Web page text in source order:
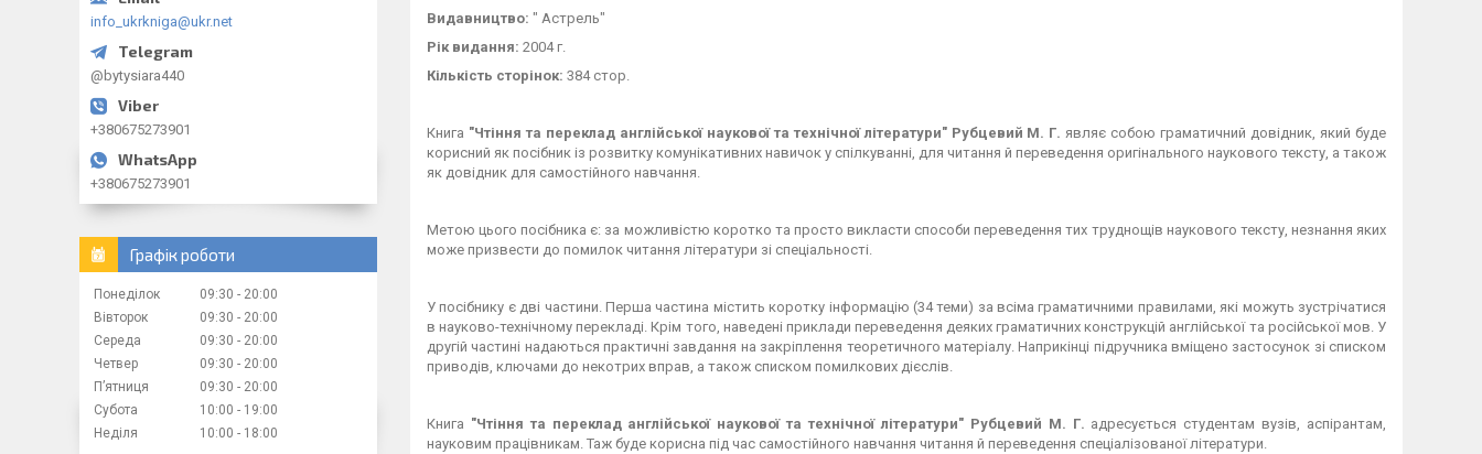
Видавництво: " Астрель"
Рік видання: 2004 г.
Кількість сторінок: 384 стор.
Книга "Чтіння та переклад англійської наукової та технічної літератури" Рубцевий М. Г. являє собою граматичний довідник, який буде
корисний як посібник із розвитку комунікативних навичок у спілкуванні, для читання й переведення оригінального наукового тексту, а також
як довідник для самостійного навчання.
Метою цього посібника є: за можливістю коротко та просто викласти способи переведення тих труднощів наукового тексту, незнання яких
може призвести до помилок читання літератури зі спеціальності.
У посібнику є дві частини. Перша частина містить коротку інформацію (34 теми) за всіма граматичними правилами, які можуть зустрічатися
в науково-технічному перекладі. Крім того, наведені приклади переведення деяких граматичних конструкцій англійської та російської мов. У
другій частині надаються практичні завдання на закріплення теоретичного матеріалу. Наприкінці підручника вміщено застосунок зі списком
приводів, ключами до некотрих вправ, а також списком помилкових дієслів.
Книга "Чтіння та переклад англійської наукової та технічної літератури" Рубцевий М. Г. адресується студентам вузів, аспірантам,
науковим працівникам. Таж буде корисна під час самостійного навчання читання й переведення спеціалізованої літератури.
info_ukrkniga@ukr.net
@bytysiara440
+380675273901
+380675273901
Графік роботи
Понеділок 09:30
20:00
Вівторок
09:30
20:00
Середа
09:30
20:00
Четвер
09:30
20:00
Пʼятниця
09:30
20:00
Субота
10:00
19:00
Неділя
10:00 18:00